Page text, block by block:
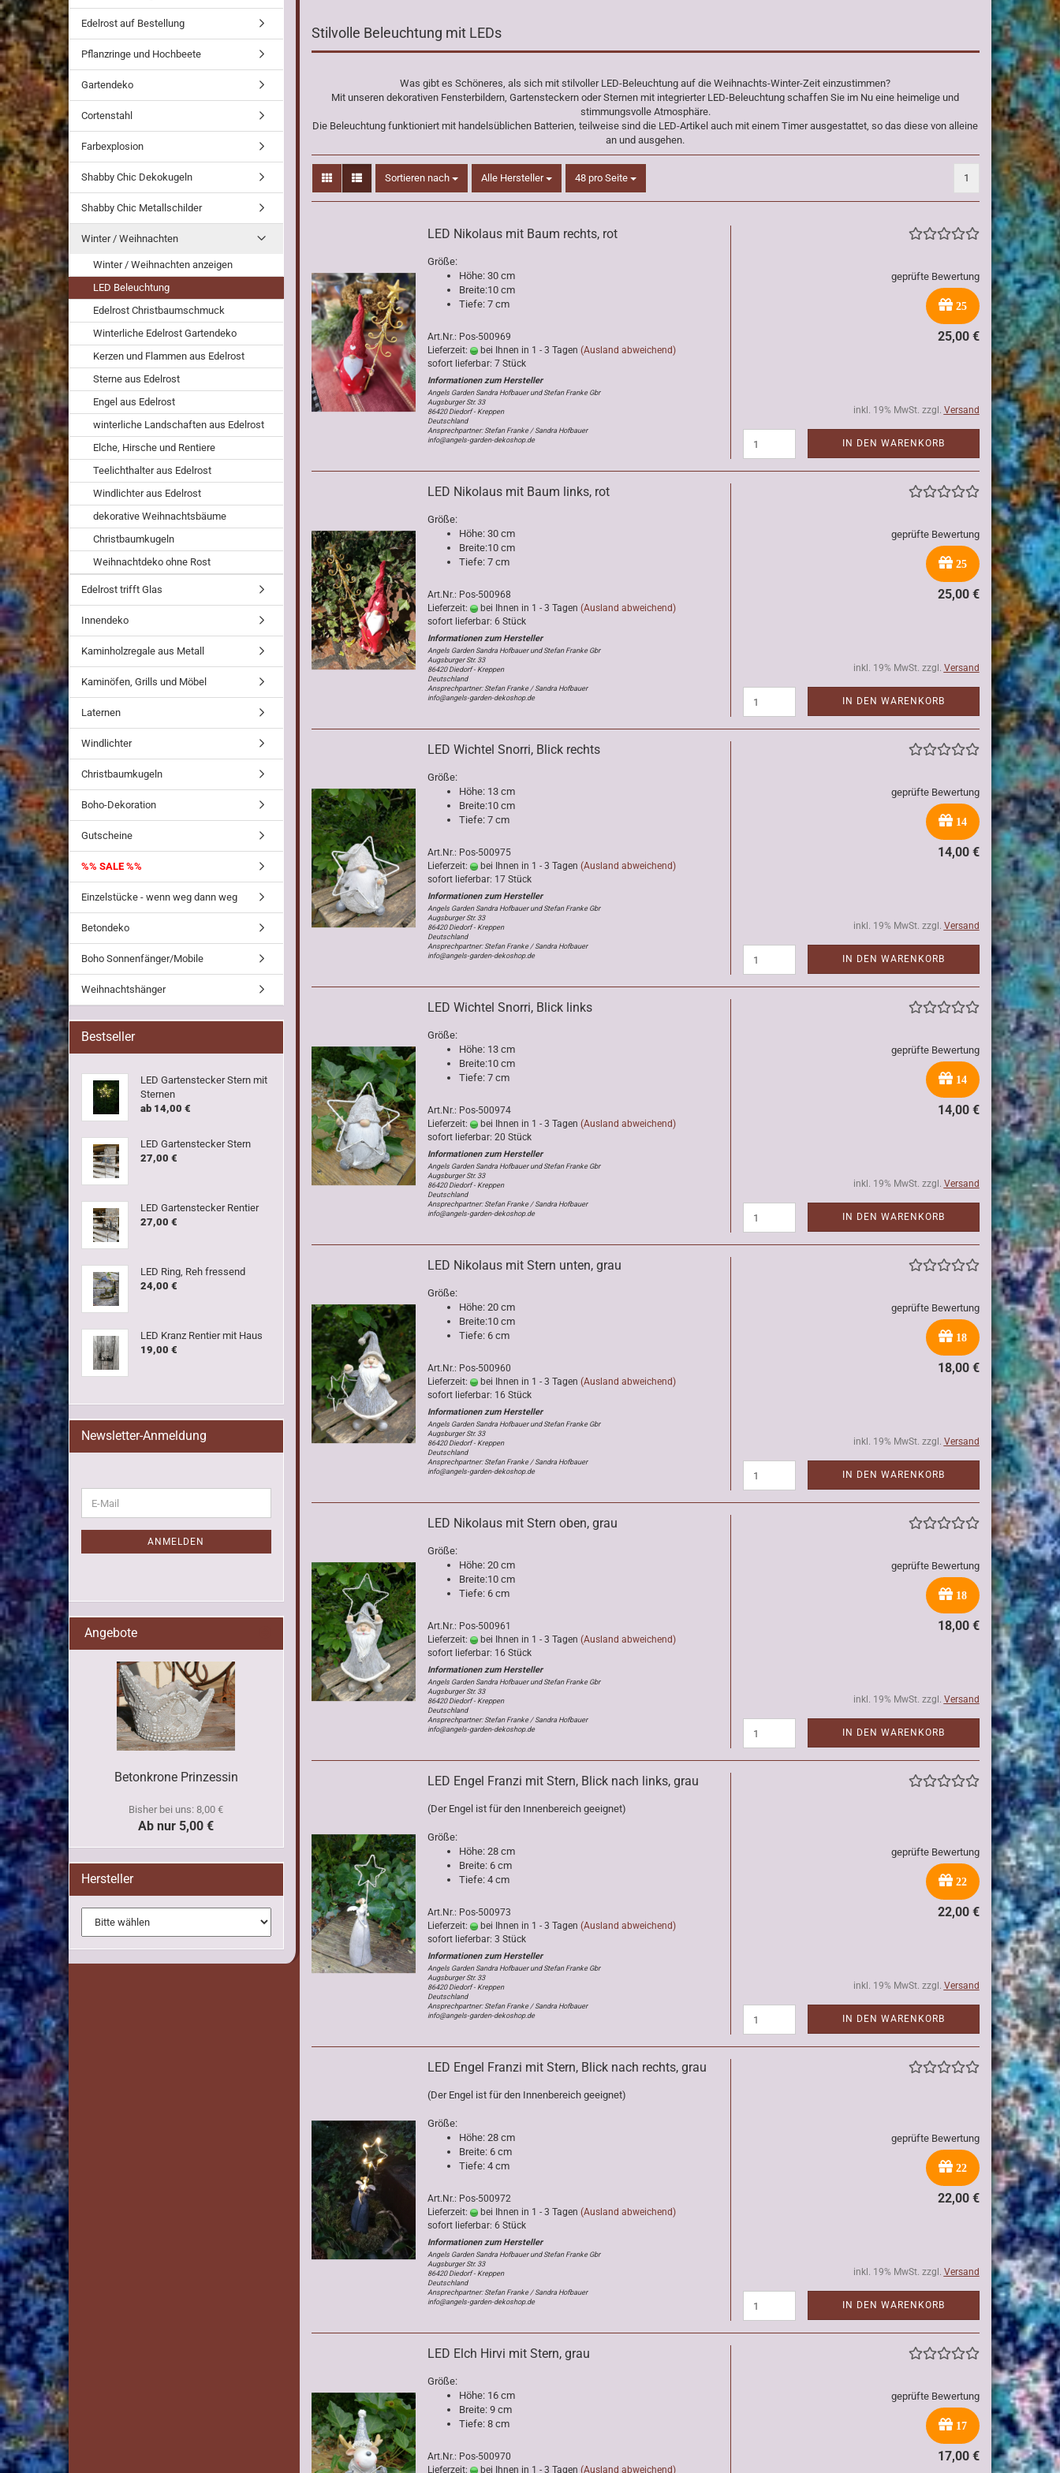
Stilvolle Beleuchtung mit LEDs
Was gibt es Schöneres, als sich mit stilvoller LED-Beleuchtung auf die Weihnachts-Winter-Zeit einzustimmen?
Mit unseren dekorativen Fensterbildern, Gartensteckern oder Sternen mit integrierter LED-Beleuchtung schaffen Sie im Nu eine heimelige und
stimmungsvolle Atmosphäre.
Die Beleuchtung funktioniert mit handelsüblichen Batterien, teilweise sind die LED-Artikel auch mit einem Timer ausgestattet, so das diese von alleine
an und ausgehen.
Sortieren nach
Sortieren nach Alle Hersteller 48 pro Seite
pro Seite 1
LED Nikolaus mit Baum rechts, rot
Größe:
Höhe: 30 cm
Breite:10 cm
Tiefe: 7 cm
Art.Nr.: Pos-500969
Lieferzeit:
bei Ihnen in 1 - 3 Tagen (Ausland abweichend)
sofort lieferbar: 7 Stück
Angels Garden Sandra Hofbauer und Stefan Franke Gbr
Augsburger Str. 33
86420 Diedorf - Kreppen
Deutschland
Ansprechpartner: Stefan Franke / Sandra Hofbauer
info@angels-garden-dekoshop.de
geprüfte Bewertung
25
25,00 €
inkl. 19% MwSt. zzgl. Versand
IN DEN WARENKORB
LED Nikolaus mit Baum links, rot
Größe:
Höhe: 30 cm
Breite:10 cm
Tiefe: 7 cm
Art.Nr.: Pos-500968
Lieferzeit:
bei Ihnen in 1 - 3 Tagen (Ausland abweichend)
sofort lieferbar: 6 Stück
Angels Garden Sandra Hofbauer und Stefan Franke Gbr
Augsburger Str. 33
86420 Diedorf - Kreppen
Deutschland
Ansprechpartner: Stefan Franke / Sandra Hofbauer
info@angels-garden-dekoshop.de
geprüfte Bewertung
25
25,00 €
inkl. 19% MwSt. zzgl. Versand
IN DEN WARENKORB
LED Wichtel Snorri, Blick rechts
Größe:
Höhe: 13 cm
Breite:10 cm
Tiefe: 7 cm
Art.Nr.: Pos-500975
Lieferzeit:
bei Ihnen in 1 - 3 Tagen (Ausland abweichend)
sofort lieferbar: 17 Stück
Angels Garden Sandra Hofbauer und Stefan Franke Gbr
Augsburger Str. 33
86420 Diedorf - Kreppen
Deutschland
Ansprechpartner: Stefan Franke / Sandra Hofbauer
info@angels-garden-dekoshop.de
geprüfte Bewertung
14
14,00 €
inkl. 19% MwSt. zzgl. Versand
IN DEN WARENKORB
LED Wichtel Snorri, Blick links
Größe:
Höhe: 13 cm
Breite:10 cm
Tiefe: 7 cm
Art.Nr.: Pos-500974
Lieferzeit:
bei Ihnen in 1 - 3 Tagen (Ausland abweichend)
sofort lieferbar: 20 Stück
Angels Garden Sandra Hofbauer und Stefan Franke Gbr
Augsburger Str. 33
86420 Diedorf - Kreppen
Deutschland
Ansprechpartner: Stefan Franke / Sandra Hofbauer
info@angels-garden-dekoshop.de
geprüfte Bewertung
14
14,00 €
inkl. 19% MwSt. zzgl. Versand
IN DEN WARENKORB
LED Nikolaus mit Stern unten, grau
Größe:
Höhe: 20 cm
Breite:10 cm
Tiefe: 6 cm
Art.Nr.: Pos-500960
Lieferzeit:
bei Ihnen in 1 - 3 Tagen (Ausland abweichend)
sofort lieferbar: 16 Stück
Angels Garden Sandra Hofbauer und Stefan Franke Gbr
Augsburger Str. 33
86420 Diedorf - Kreppen
Deutschland
Ansprechpartner: Stefan Franke / Sandra Hofbauer
info@angels-garden-dekoshop.de
geprüfte Bewertung
18
18,00 €
inkl. 19% MwSt. zzgl. Versand
IN DEN WARENKORB
LED Nikolaus mit Stern oben, grau
Größe:
Höhe: 20 cm
Breite:10 cm
Tiefe: 6 cm
Art.Nr.: Pos-500961
Lieferzeit:
bei Ihnen in 1 - 3 Tagen (Ausland abweichend)
sofort lieferbar: 16 Stück
Angels Garden Sandra Hofbauer und Stefan Franke Gbr
Augsburger Str. 33
86420 Diedorf - Kreppen
Deutschland
Ansprechpartner: Stefan Franke / Sandra Hofbauer
info@angels-garden-dekoshop.de
geprüfte Bewertung
18
18,00 €
inkl. 19% MwSt. zzgl. Versand
IN DEN WARENKORB
LED Engel Franzi mit Stern, Blick nach links, grau
(Der Engel ist für den Innenbereich geeignet)
Größe:
Höhe: 28 cm
Breite: 6 cm
Tiefe: 4 cm
Art.Nr.: Pos-500973
Lieferzeit:
bei Ihnen in 1 - 3 Tagen (Ausland abweichend)
sofort lieferbar: 3 Stück
Angels Garden Sandra Hofbauer und Stefan Franke Gbr
Augsburger Str. 33
86420 Diedorf - Kreppen
Deutschland
Ansprechpartner: Stefan Franke / Sandra Hofbauer
info@angels-garden-dekoshop.de
geprüfte Bewertung
22
22,00 €
inkl. 19% MwSt. zzgl. Versand
IN DEN WARENKORB
LED Engel Franzi mit Stern, Blick nach rechts, grau
(Der Engel ist für den Innenbereich geeignet)
Größe:
Höhe: 28 cm
Breite: 6 cm
Tiefe: 4 cm
Art.Nr.: Pos-500972
Lieferzeit:
bei Ihnen in 1 - 3 Tagen (Ausland abweichend)
sofort lieferbar: 6 Stück
Angels Garden Sandra Hofbauer und Stefan Franke Gbr
Augsburger Str. 33
86420 Diedorf - Kreppen
Deutschland
Ansprechpartner: Stefan Franke / Sandra Hofbauer
info@angels-garden-dekoshop.de
geprüfte Bewertung
22
22,00 €
inkl. 19% MwSt. zzgl. Versand
IN DEN WARENKORB
LED Elch Hirvi mit Stern, grau
Größe:
Höhe: 16 cm
Breite: 9 cm
Tiefe: 8 cm
Art.Nr.: Pos-500970
Lieferzeit:
bei Ihnen in 1 - 3 Tagen (Ausland abweichend)
geprüfte Bewertung
17
17,00 €
Edelrost auf Bestellung
Pflanzringe und Hochbeete
Gartendeko
Cortenstahl
Farbexplosion
Shabby Chic Dekokugeln
Shabby Chic Metallschilder
Winter / Weihnachten
Winter / Weihnachten anzeigen
LED Beleuchtung
Edelrost Christbaumschmuck
Winterliche Edelrost Gartendeko
Kerzen und Flammen aus Edelrost
Sterne aus Edelrost
Engel aus Edelrost
winterliche Landschaften aus Edelrost
Elche, Hirsche und Rentiere
Teelichthalter aus Edelrost
Windlichter aus Edelrost
dekorative Weihnachtsbäume
Christbaumkugeln
Weihnachtdeko ohne Rost
Edelrost trifft Glas
Innendeko
Kaminholzregale aus Metall
Kaminöfen, Grills und Möbel
Laternen
Windlichter
Christbaumkugeln
Boho-Dekoration
Gutscheine
%% SALE %%
Einzelstücke - wenn weg dann weg
Betondeko
Boho Sonnenfänger/Mobile
Weihnachtshänger
Bestseller
LED Gartenstecker Stern mit
Sternen
ab 14,00 €
LED Gartenstecker Stern
27,00 €
LED Gartenstecker Rentier
27,00 €
LED Ring, Reh fressend
24,00 €
LED Kranz Rentier mit Haus
19,00 €
Newsletter-Anmeldung
ZUR
E-
Mail
ANMELDEN
Angebote
Betonkrone Prinzessin
Bisher bei uns: 8,00 €
Ab nur 5,00 €
Hersteller